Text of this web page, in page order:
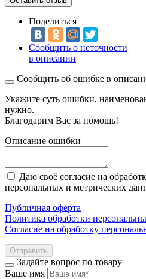
Поделиться
Сообщить о неточности
в описании
Сообщить об ошибке в
Укажите суть ошибки,
нужно.
Благодарим Вас за помощь!
Описание ошибки
Даю своё согласие на
персональных и метрических
Публичная оферта
Политика обработки
Согласие на обработку
Отправить
Задайте вопрос по товару
Ваше имя